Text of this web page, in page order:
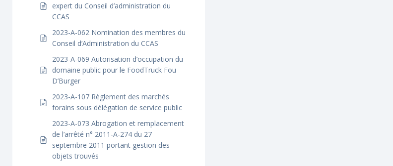
expert du Conseil d’administration du
CCAS
2023-A-062 Nomination des membres du
Conseil d’Administration du CCAS
2023-A-069 Autorisation d’occupation du
domaine public pour le FoodTruck Fou
D’Burger
2023-A-107 Règlement des marchés
forains sous délégation de service public
2023-A-073 Abrogation et remplacement
de l’arrêté n° 2011-A-274 du 27
septembre 2011 portant gestion des
objets trouvés